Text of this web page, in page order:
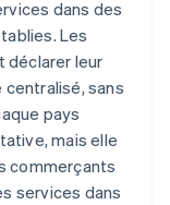
dans des
Les
déclarer leur
centralisé, sans
pays
mais elle
commerçants
services dans